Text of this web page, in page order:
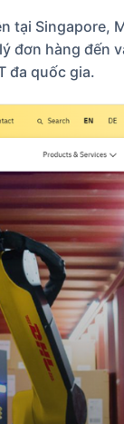
tại Singapore,
đơn hàng đến
đa quốc gia.